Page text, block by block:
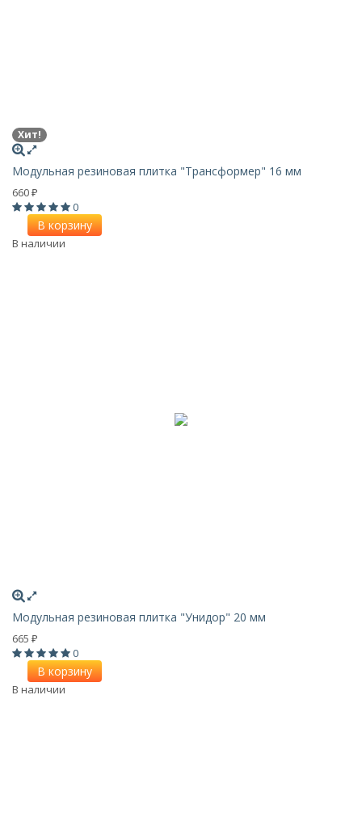
Хит!
Модульная резиновая плитка "Трансформер" 16 мм
660 ₽
0
В корзину
В наличии
Модульная резиновая плитка "Унидор" 20 мм
665 ₽
0
В корзину
В наличии